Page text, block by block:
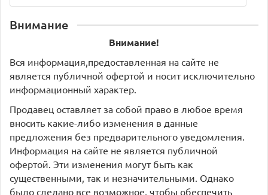
Внимание
Внимание!
Вся информация,предоставленная на сайте не
является публичной офертой и носит исключительно
информационный характер.
Продавец оставляет за собой право в любое время
вносить какие-либо изменения в данные
предложения без предварительного уведомления.
Информация на сайте не является публичной
офертой. Эти изменения могут быть как
существенными, так и незначительными. Однако
было сделано все возможное, чтобы обеспечить